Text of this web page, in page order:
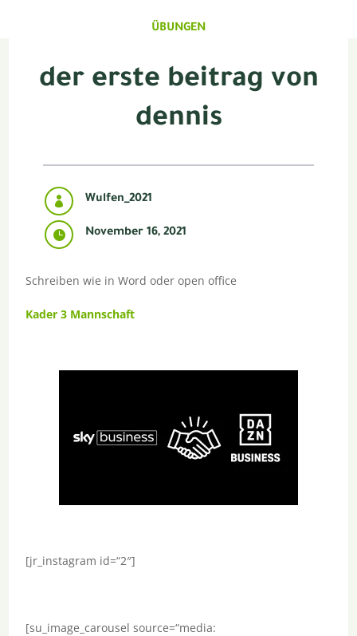
ÜBUNGEN
der erste beitrag von
dennis
 Wulfen_2021
 November 16, 2021
Schreiben wie in Word oder open office
Kader 3 Mannschaft
[jr_instagram id=“2″]
[su_image_carousel source=“media: